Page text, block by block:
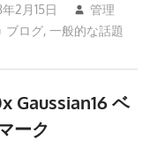
年2月15日
管理
ブログ,一般的な話題
Gaussian16 ベ
ーク